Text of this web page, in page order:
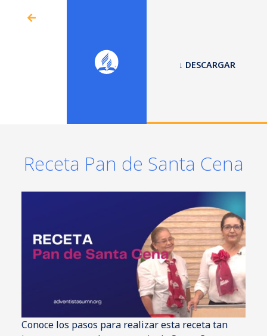
↓ DESCARGAR
Receta Pan de Santa Cena
Conoce los pasos para realizar esta receta tan